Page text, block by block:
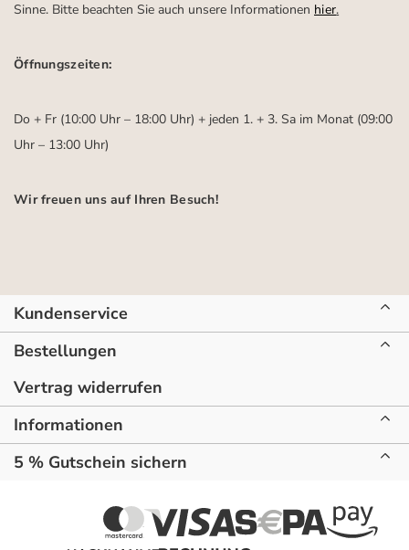
Sinne. Bitte beachten Sie auch unsere Informationen hier.
Öffnungszeiten:
Do + Fr (10:00 Uhr – 18:00 Uhr) + jeden 1. + 3. Sa im Monat (09:00
Uhr – 13:00 Uhr)
Wir freuen uns auf Ihren Besuch!
Kundenservice
Bestellungen
Vertrag widerrufen
Informationen
5 % Gutschein sichern